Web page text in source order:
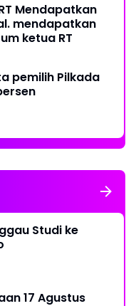
Mendapatkan
mendapatkan
ketua RT
pemilih Pilkada
Studi ke
17 Agustus